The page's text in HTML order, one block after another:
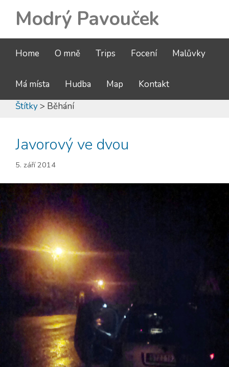
Modrý Pavouček
Home O mně Trips Focení Malůvky
Má místa Hudba Map
Kontakt
Štítky> Běhání
Javorový ve dvou
5. září 2014